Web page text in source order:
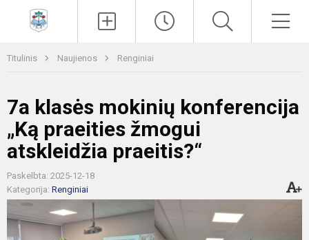
Titulinis Naujienos Renginiai
7a klasės mokinių konferencija
„Ką praeities žmogui
atskleidžia praeitis?“
Paskelbta: 2025-12-18
Kategorija: Renginiai